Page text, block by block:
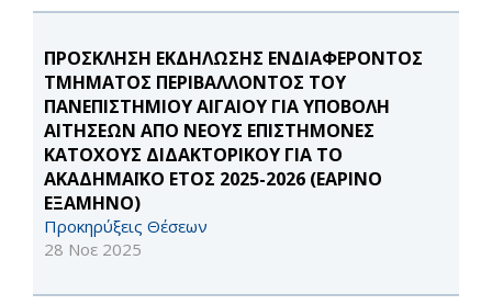
ΠΡΟΣΚΛΗΣΗ ΕΚΔΗΛΩΣΗΣ ΕΝΔΙΑΦΕΡΟΝΤΟΣ
ΤΜΗΜΑΤΟΣ ΠΕΡΙΒΑΛΛΟΝΤΟΣ ΤΟΥ
ΠΑΝΕΠΙΣΤΗΜΙΟΥ ΑΙΓΑΙΟΥ ΓΙΑ ΥΠΟΒΟΛΗ
ΑΙΤΗΣΕΩΝ ΑΠΟ ΝΕΟΥΣ ΕΠΙΣΤΗΜΟΝΕΣ
ΚΑΤΟΧΟΥΣ ΔΙΔΑΚΤΟΡΙΚΟΥ ΓΙΑ ΤΟ
ΑΚΑΔΗΜΑΪΚΟ ΕΤΟΣ 2025-2026 (ΕΑΡΙΝΟ
ΕΞΑΜΗΝΟ)
Προκηρύξεις Θέσεων
28 Νοε 2025